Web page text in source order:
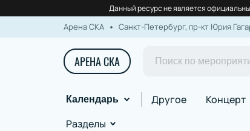
Данный ресурс не является
Арена СКА Санкт-Петербург, пр-кт Юрия
АРЕНА СКА
Календарь Другое Концерт
Разделы